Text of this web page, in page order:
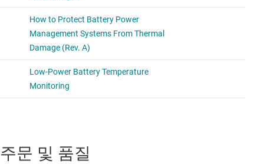
주문 및 품질